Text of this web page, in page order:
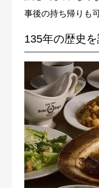
事後の持ち帰りも可
135年の歴史